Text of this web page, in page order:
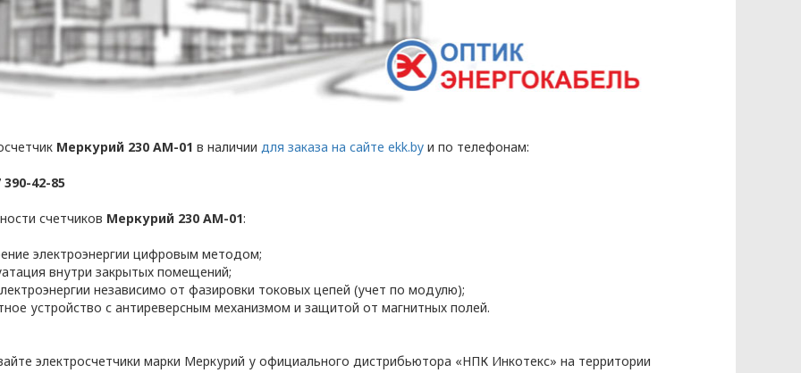
Меркурий 230 AM-01 в наличии для заказа на сайте ekk.byи по телефонам:
390-42-85
счетчиков Меркурий 230 AM-01:
электроэнергии цифровым методом;
внутри закрытых помещений;
независимо от фазировки токовых цепей (учет по модулю);
устройство с антиреверсным механизмом и защитой от магнитных полей.
электросчетчики марки Меркурий у официального дистрибьютора «НПК Инкотекс» на территории
обработки персональных данных в ООО «ОПТИКЭНЕРГОКАБЕЛЬ» (далее – Политика)
«ОПТИКЭНЕРГОКАБЕЛЬ».
данных разработана с учетом требований законодательства Республики
персональных данных.
обработки и защиты персональных данных разрабатываются на основании